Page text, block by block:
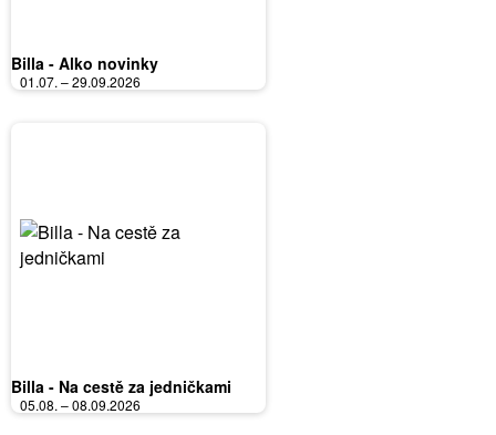
Billa - Alko novinky
01.07. – 29.09.2026
Billa - Na cestě za jedničkami
05.08. – 08.09.2026